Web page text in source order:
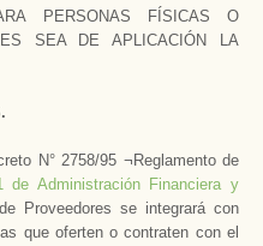
PERSONAS FÍSICAS O
SEA DE APLICACIÓN LA
N° 2758/95 ¬Reglamento de
de Administración Financiera y
Proveedores se integrará con
que oferten o contraten con el